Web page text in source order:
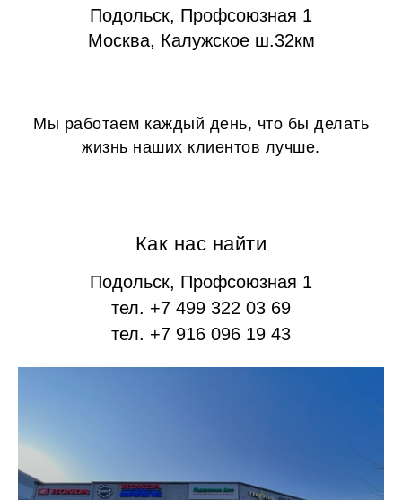
Подольск, Профсоюзная 1
Москва, Калужское ш.32км
Мы работаем каждый день, что бы делать
жизнь наших клиентов лучше.
Как нас найти
Подольск, Профсоюзная 1
тел. +7 499 322 03 69
тел. +7 916 096 19 43